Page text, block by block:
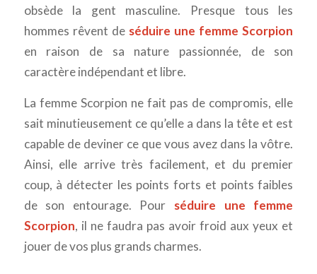
obsède la gent masculine. Presque tous les
hommes rêvent de séduire une femme Scorpion
en raison de sa nature passionnée, de son
caractère indépendant et libre.
La femme Scorpion ne fait pas de compromis, elle
sait minutieusement ce qu’elle a dans la tête et est
capable de deviner ce que vous avez dans la vôtre.
Ainsi, elle arrive très facilement, et du premier
coup, à détecter les points forts et points faibles
de son entourage. Pour séduire une femme
Scorpion, il ne faudra pas avoir froid aux yeux et
jouer de vos plus grands charmes.